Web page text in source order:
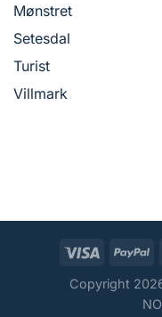
Mønstret
Setesdal
Turist
Villmark
Copyright